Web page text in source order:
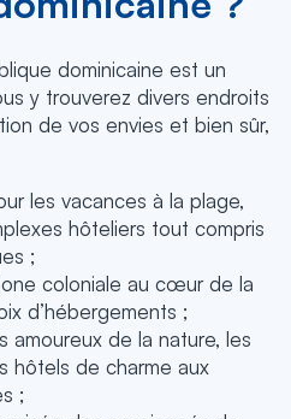
dominicaine est un
y trouverez divers endroits
de vos envies et bien sûr,
les vacances à la plage,
hôteliers tout compris
;
coloniale au cœur de la
d’hébergements ;
amoureux de la nature, les
hôtels de charme aux
;